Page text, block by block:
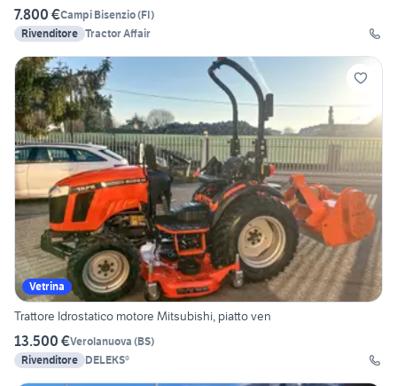
7.800 €Campi Bisenzio(FI)
Rivenditore Tractor Affair
Vetrina
Trattore Idrostatico motore Mitsubishi, piatto ven
13.500 €Verolanuova (BS)
Rivenditore DELEKS®